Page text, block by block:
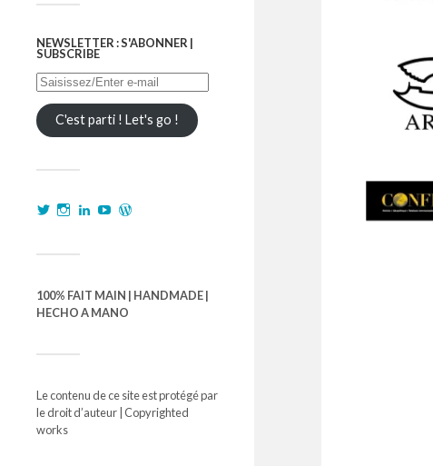
NEWSLETTER : S'ABONNER |
SUBSCRIBE
C'est parti ! Let's go !
100% FAIT MAIN | HANDMADE |
HECHO A MANO
Le contenu de ce site est protégé par
le droit d’auteur | Copyrighted
works